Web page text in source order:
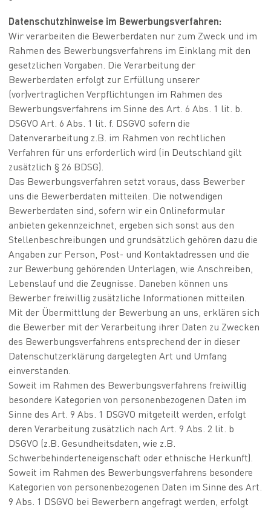
Datenschutzhinweise im Bewerbungsverfahren:
Wir verarbeiten die Bewerberdaten nur zum Zweck und im
Rahmen des Bewerbungsverfahrens im Einklang mit den
gesetzlichen Vorgaben. Die Verarbeitung der
Bewerberdaten erfolgt zur Erfüllung unserer
(vor)vertraglichen Verpflichtungen im Rahmen des
Bewerbungsverfahrens im Sinne des Art. 6 Abs. 1 lit. b.
DSGVO Art. 6 Abs. 1 lit. f. DSGVO sofern die
Datenverarbeitung z.B. im Rahmen von rechtlichen
Verfahren für uns erforderlich wird (in Deutschland gilt
zusätzlich § 26 BDSG).
Das Bewerbungsverfahren setzt voraus, dass Bewerber
uns die Bewerberdaten mitteilen. Die notwendigen
Bewerberdaten sind, sofern wir ein Onlineformular
anbieten gekennzeichnet, ergeben sich sonst aus den
Stellenbeschreibungen und grundsätzlich gehören dazu die
Angaben zur Person, Post- und Kontaktadressen und die
zur Bewerbung gehörenden Unterlagen, wie Anschreiben,
Lebenslauf und die Zeugnisse. Daneben können uns
Bewerber freiwillig zusätzliche Informationen mitteilen.
Mit der Übermittlung der Bewerbung an uns, erklären sich
die Bewerber mit der Verarbeitung ihrer Daten zu Zwecken
des Bewerbungsverfahrens entsprechend der in dieser
Datenschutzerklärung dargelegten Art und Umfang
einverstanden.
Soweit im Rahmen des Bewerbungsverfahrens freiwillig
besondere Kategorien von personenbezogenen Daten im
Sinne des Art. 9 Abs. 1 DSGVO mitgeteilt werden, erfolgt
deren Verarbeitung zusätzlich nach Art. 9 Abs. 2 lit. b
DSGVO (z.B. Gesundheitsdaten, wie z.B.
Schwerbehinderteneigenschaft oder ethnische Herkunft).
Soweit im Rahmen des Bewerbungsverfahrens besondere
Kategorien von personenbezogenen Daten im Sinne des Art.
9 Abs. 1 DSGVO bei Bewerbern angefragt werden, erfolgt